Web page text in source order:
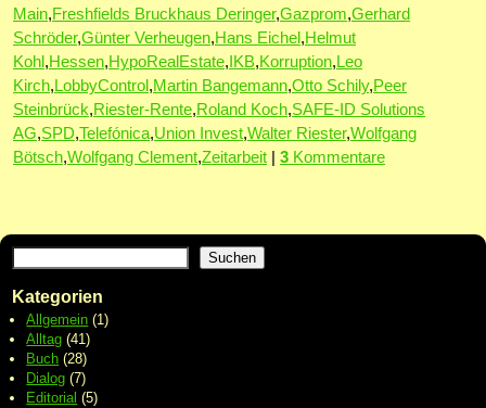
Main,Freshfields Bruckhaus Deringer,Gazprom,Gerhard
Schröder,Günter Verheugen,Hans Eichel ,Helmut
Kohl ,Hessen,HypoRealEstate, IKB,Korruption, Leo
Kirch, LobbyControl ,Martin Bangemann,Otto Schily,Peer
Steinbrück,Riester-Rente,Roland Koch,SAFE-ID Solutions
AG,SPD,Telefónica,Union Invest,Walter Riester,Wolfgang
Bötsch,Wolfgang Clement,Zeitarbeit 3 Kommentare
Suchen
Kategorien
Allgemein (1)
Alltag (41)
Buch (28)
Dialog (7)
Editorial (5)